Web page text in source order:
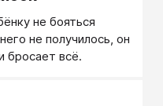
не бояться
не получилось, он
бросает всё.